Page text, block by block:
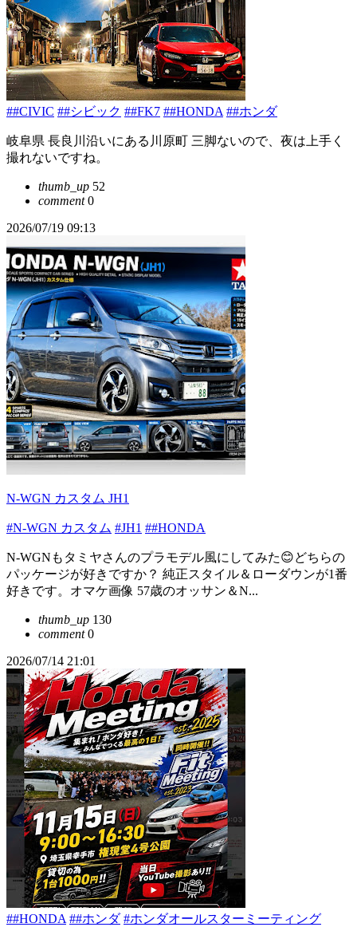
##CIVIC ##シビック ##FK7 ##HONDA ##ホンダ
岐阜県 長良川沿いにある川原町 三脚ないので、夜は上手く
撮れないですね。
thumb_up 52
comment0
2026/07/19 09:13
N-WGN カスタム JH1
#N-WGN カスタム #JH1 ##HONDA
N-WGNもタミヤさんのプラモデル風にしてみた😊どちらの
パッケージが好きですか？ 純正スタイル＆ローダウンが1番
好きです。オマケ画像 57歳のオッサン＆N...
thumb_up 130
comment0
2026/07/14 21:01
##HONDA ##ホンダ #ホンダオールスターミーティング